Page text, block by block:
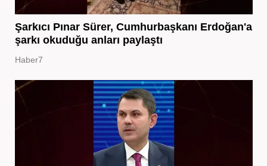
Şarkıcı Pınar Sürer, Cumhurbaşkanı Erdoğan'a
şarkı okuduğu anları paylaştı
Haber7